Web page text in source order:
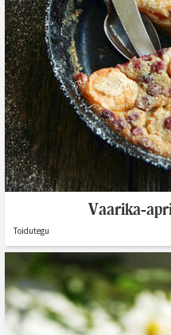
Vaarika-
Toidutegu